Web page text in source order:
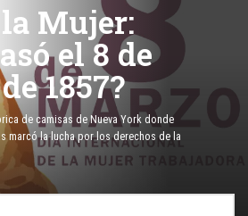
Mujer:
el 8 de
1857?
de camisas de Nueva York donde
marcó la lucha por los derechos de la